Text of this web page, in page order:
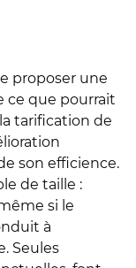
proposer une
ce que pourrait
tarification de
son efficience.
de taille :
si le
à
Seules